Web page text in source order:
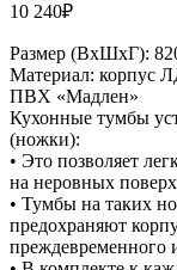
10 240₽
Размер (ВхШхГ):
Материал: корпус
ПВХ «Мадлен»
Кухонные тумбы
(ножки):
• Это позволяет
на неровных
• Тумбы на таких
предохраняют
преждевременного